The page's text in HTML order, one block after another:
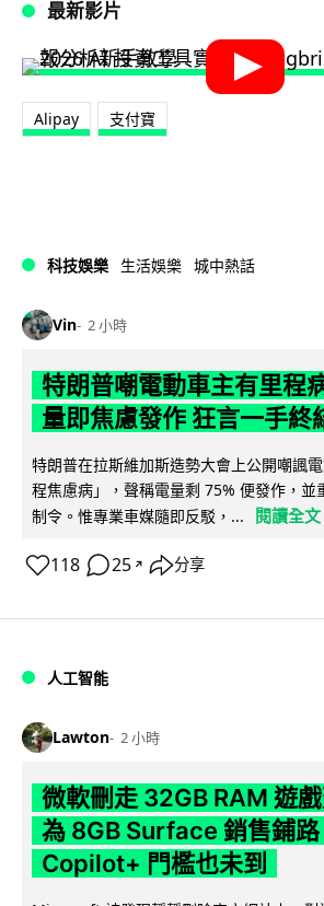
最新影片
Alipay 支付寶
科技娛樂 生活娛樂 城中熱話
Vin 2 小時
特朗普嘲電動車主有里程
量即焦慮發作 狂言一手終
特朗普在拉斯維加斯造勢大會上公開嘲諷
程焦慮病」，聲稱電量剩 75% 便發作，並
制令。惟專業車媒隨即反駁，...
閱讀全文
118 25 ↗ 分享
人工智能
Lawton 2 小時
微軟刪走 32GB RAM 遊
為 8GB Surface 銷售鋪路
Copilot+ 門檻也未到